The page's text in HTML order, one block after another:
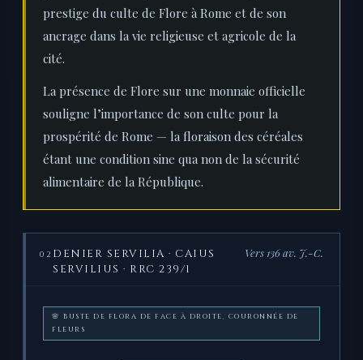
prestige du culte de Flore à Rome et de son
ancrage dans la vie religieuse et agricole de la
cité.
La présence de Flore sur une monnaie officielle
souligne l’importance de son culte pour la
prospérité de Rome — la floraison des céréales
étant une condition sine qua non de la sécurité
alimentaire de la République.
02 DENIER SERVILIA · CAIUS
SERVILIUS · RRC 239/1
Vers 136 av. J.-C.
🌸 BUSTE DE FLORA DE FACE À DROITE, COURONNÉE DE
FLEURS